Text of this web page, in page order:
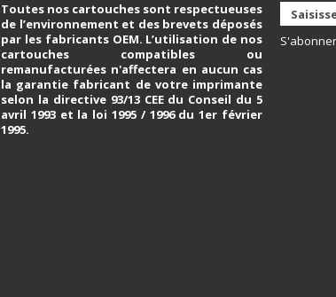
Toutes nos cartouches sont respectueuses
de l’environnement et des brevets déposés
par les fabricants OEM. L’utilisation de nos
cartouches compatibles ou
remanufacturées n'affectera en aucun cas
la garantie fabricant de votre imprimante
selon la directive 93/13 CEE du Conseil du 5
avril 1993 et la loi 1995 / 1996 du 1er février
1995.